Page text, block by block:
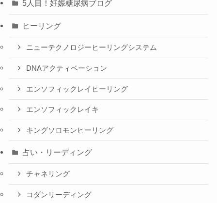
5人目！妊娠糖尿病ブログ
ヒーリング
ニューテクノロジーヒーリングシステム
DNAアクティベーション
エンソフィックレイヒーリング
エンソフィックレイキ
キングソロモンヒーリング
占い・リーディング
チャネリング
コダンリーディング